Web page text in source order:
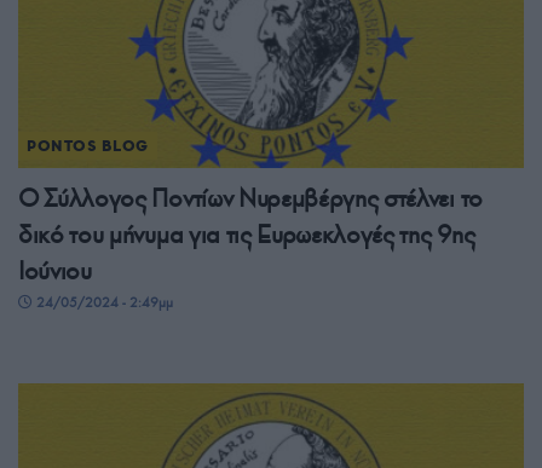
PONTOS BLOG
Ο Σύλλογος Ποντίων Νυρεμβέργης στέλνει το
δικό του μήνυμα για τις Ευρωεκλογές της 9ης
Ιούνιου
24/05/2024 - 2:49μμ